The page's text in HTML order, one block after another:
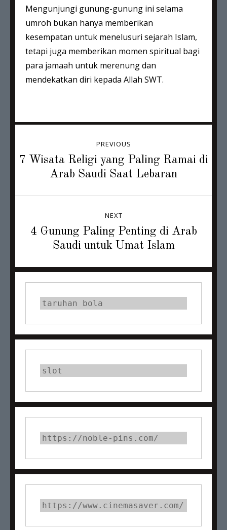
Mengunjungi gunung-gunung ini selama
umroh bukan hanya memberikan
kesempatan untuk menelusuri sejarah Islam,
tetapi juga memberikan momen spiritual bagi
para jamaah untuk merenung dan
mendekatkan diri kepada Allah SWT.
navigation
PREVIOUS
Previous
7 Wisata Religi yang Paling Ramai di
Arab Saudi Saat Lebaran
NEXT
Next4 Gunung Paling Penting di Arab
Saudi untuk Umat Islam
taruhan bola
slot
https://noble-pins.com/
https://www.cinemasaver.com/